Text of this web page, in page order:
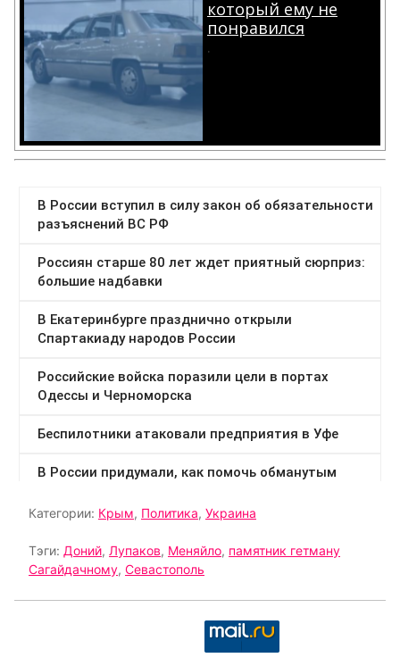
который ему не
понравился
.
Категории: Крым, Политика, Украина
Тэги: Доний, Лупаков, Меняйло, памятник гетману
Сагайдачному, Севастополь